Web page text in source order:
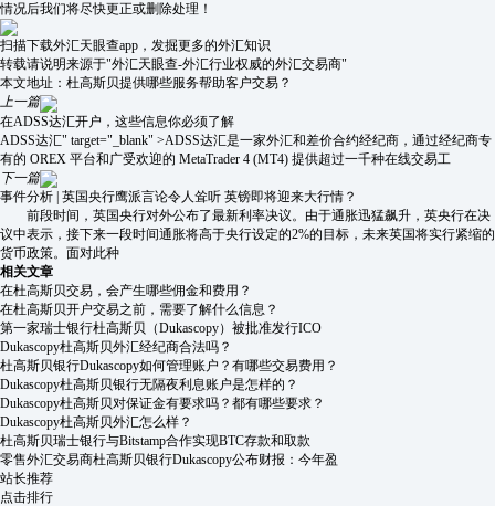
情况后我们将尽快更正或删除处理！
扫描下载外汇天眼查app，发掘更多的外汇知识
转载请说明来源于"外汇天眼查-外汇行业权威的外汇交易商"
本文地址： 杜高斯贝提供哪些服务帮助客户交易？
上一篇
在ADSS达汇开户，这些信息你必须了解
ADSS达汇" target="_blank" >ADSS达汇是一家外汇和差价合约经纪商，通过经纪商专
有的 OREX 平台和广受欢迎的 MetaTrader 4 (MT4) 提供超过一千种在线交易工
下一篇
事件分析 | 英国央行鹰派言论令人耸听 英镑即将迎来大行情？
前段时间，英国央行对外公布了最新利率决议。由于通胀迅猛飙升，英央行在决
议中表示，接下来一段时间通胀将高于央行设定的2%的目标，未来英国将实行紧缩的
货币政策。面对此种
相关文章
在杜高斯贝交易，会产生哪些佣金和费用？
在杜高斯贝开户交易之前，需要了解什么信息？
第一家瑞士银行杜高斯贝（Dukascopy）被批准发行ICO
Dukascopy杜高斯贝外汇经纪商合法吗？
杜高斯贝银行Dukascopy如何管理账户？有哪些交易费用？
Dukascopy杜高斯贝银行无隔夜利息账户是怎样的？
Dukascopy杜高斯贝对保证金有要求吗？都有哪些要求？
Dukascopy杜高斯贝外汇怎么样？
杜高斯贝瑞士银行与Bitstamp合作实现BTC存款和取款
零售外汇交易商杜高斯贝银行Dukascopy公布财报：今年盈
站长推荐
点击排行